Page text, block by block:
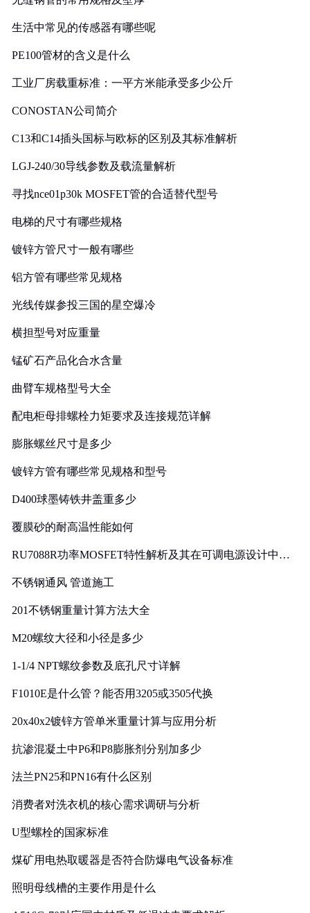
生活中常见的传感器有哪些呢
PE100管材的含义是什么
工业厂房载重标准：一平方米能承受多少公斤
CONOSTAN公司简介
C13和C14插头国标与欧标的区别及其标准解析
LGJ-240/30导线参数及载流量解析
寻找nce01p30k MOSFET管的合适替代型号
电梯的尺寸有哪些规格
镀锌方管尺寸一般有哪些
铝方管有哪些常见规格
光线传媒参投三国的星空爆冷
横担型号对应重量
锰矿石产品化合水含量
曲臂车规格型号大全
配电柜母排螺栓力矩要求及连接规范详解
膨胀螺丝尺寸是多少
镀锌方管有哪些常见规格和型号
D400球墨铸铁井盖重多少
覆膜砂的耐高温性能如何
RU7088R功率MOSFET特性解析及其在可调电源设计中的
不锈钢通风 管道施工
201不锈钢重量计算方法大全
M20螺纹大径和小径是多少
1-1/4 NPT螺纹参数及底孔尺寸详解
F1010E是什么管？能否用3205或3505代换
20x40x2镀锌方管单米重量计算与应用分析
抗渗混凝土中P6和P8膨胀剂分别加多少
法兰PN25和PN16有什么区别
消费者对洗衣机的核心需求调研与分析
U型螺栓的国家标准
煤矿用电热取暖器是否符合防爆电气设备标准
照明母线槽的主要作用是什么